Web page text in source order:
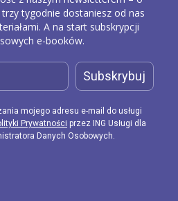
tygodnie dostaniesz od nas
A na start subskrypcji
e-booków.
Subskrybuj
mojego adresu e-mail do usługi
Prywatności przez ING Usługi dla
Danych Osobowych.